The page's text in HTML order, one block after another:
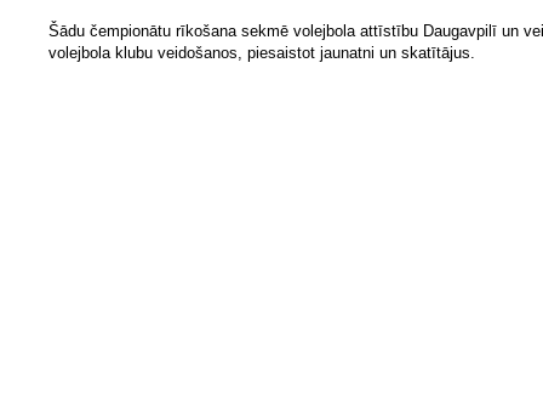
Šādu čempionātu rīkošana sekmē volejbola attīstību Daugavpilī un
volejbola klubu veidošanos, piesaistot jaunatni un skatītājus.